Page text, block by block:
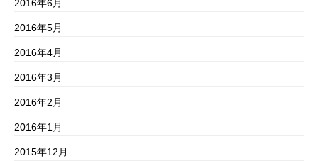
2016年6月
2016年5月
2016年4月
2016年3月
2016年2月
2016年1月
2015年12月